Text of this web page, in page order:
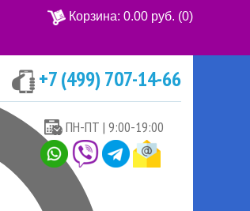
Корзина: 0.00 руб. (0)
+7 (499) 707-14-66
ПН-ПТ | 9:00-19:00